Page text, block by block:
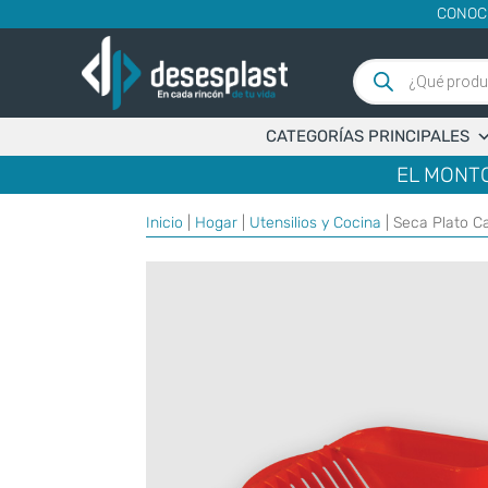
Búsqueda
de
productos
CATEGORÍAS PRINCIPALES
EL
Inicio Hogar Utensilios y Cocina | Seca Plato